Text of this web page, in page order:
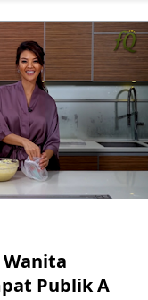
Publik A